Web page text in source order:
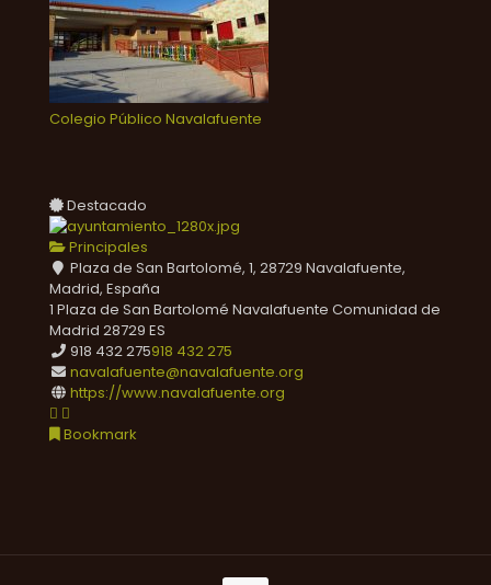
Colegio Público Navalafuente
Destacado
Principales
Plaza de San Bartolomé, 1, 28729 Navalafuente,
Madrid, España
1 Plaza de San Bartolomé Navalafuente Comunidad de
Madrid 28729 ES
918 432 275918 432 275
navalafuente@navalafuente.org
https://www.navalafuente.org
Bookmark